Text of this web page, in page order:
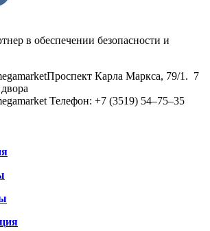
в обеспечении безопасности и
​Проспект Карла Маркса, 79/1. 7
Телефон: +7 (3519) 54‒75‒35